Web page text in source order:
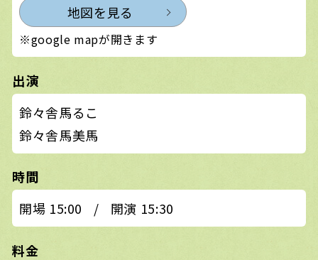
地図を見る
※google mapが開きます
出演
鈴々舎馬るこ
鈴々舎馬美馬
時間
開場 15:00
/ 開演 15:30
料金